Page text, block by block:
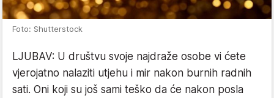
Foto: Shutterstock
LJUBAV: U društvu svoje najdraže osobe vi ćete
vjerojatno nalaziti utjehu i mir nakon burnih radnih
sati. Oni koji su još sami teško da će nakon posla